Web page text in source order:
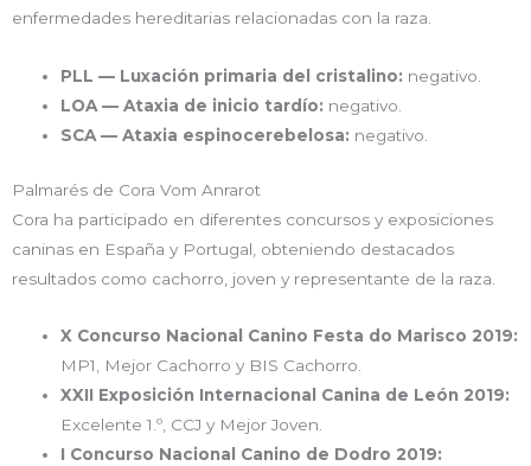
enfermedades hereditarias relacionadas con la raza.
PLL — Luxación primaria del cristalino: negativo.
LOA — Ataxia de inicio tardío: negativo.
SCA — Ataxia espinocerebelosa: negativo.
Palmarés de Cora Vom Anrarot
Cora ha participado en diferentes concursos y exposiciones
caninas en España y Portugal, obteniendo destacados
resultados como cachorro, joven y representante de la raza.
X Concurso Nacional Canino Festa do Marisco 2019:
MP1, Mejor Cachorro y BIS Cachorro.
XXII Exposición Internacional Canina de León 2019:
Excelente 1.º, CCJ y Mejor Joven.
I Concurso Nacional Canino de Dodro 2019: